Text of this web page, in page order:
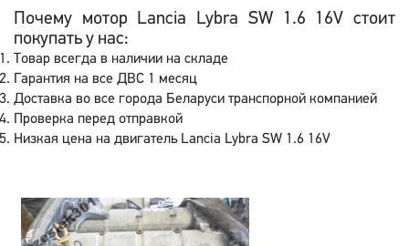
Почему мотор Lancia Lybra SW 1.6 16V стоит
покупать у нас:
Товар всегда в наличии на складе
Гарантия на все ДВС 1 месяц
Доставка во все города Беларуси транспорной компанией
Проверка перед отправкой
Низкая цена на двигатель Lancia Lybra SW 1.6 16V